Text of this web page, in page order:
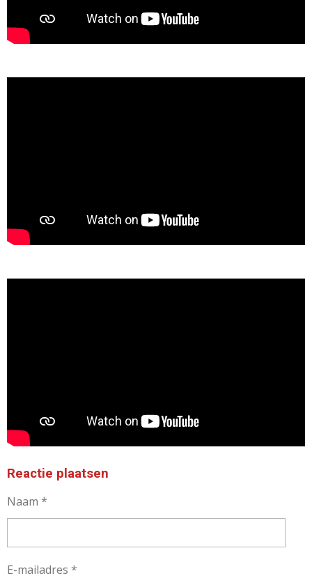
Reactie plaatsen
Naam *
E-mailadres *